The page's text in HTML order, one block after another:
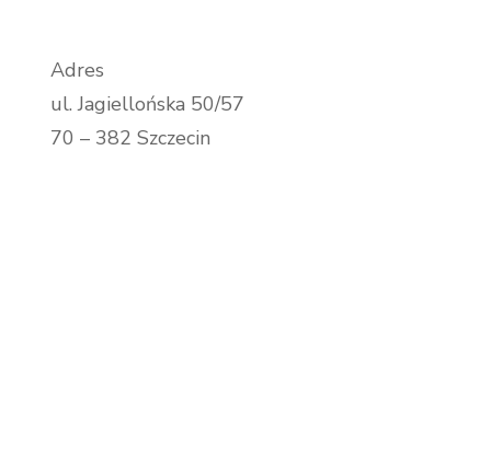
Adres
ul. Jagiellońska 50/57
70 – 382 Szczecin